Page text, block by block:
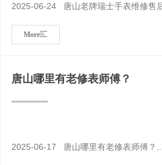
2025-06-24 唐山老牌瑞士手表维修售
More
唐山哪里有老修表师傅？
2025-06-17 唐山哪里有老修表师傅？...